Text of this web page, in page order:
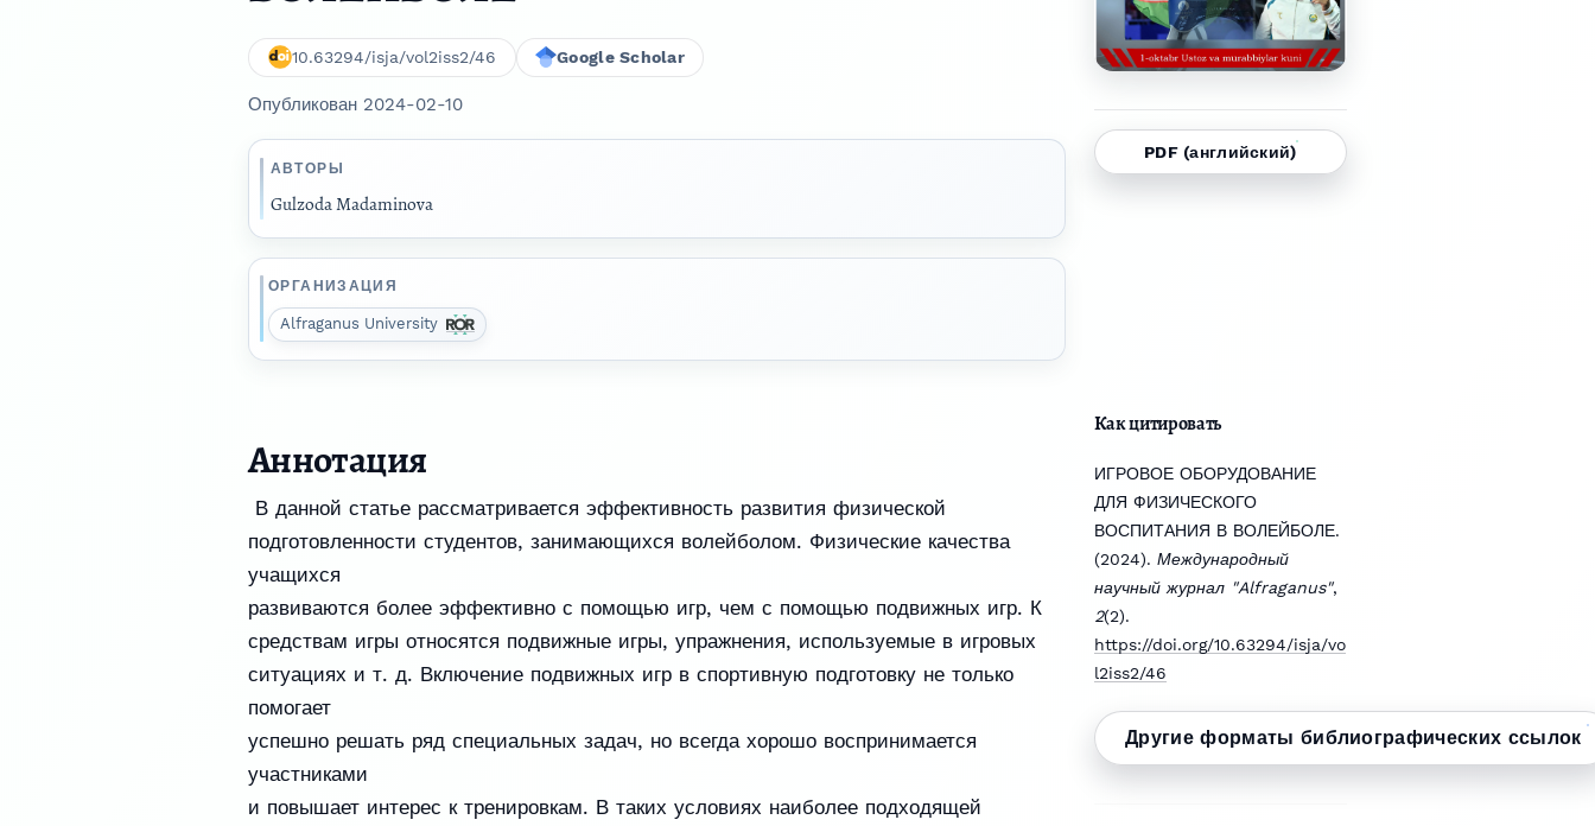
10.63294/isja/vol2iss2/46 Google Scholar
Опубликован 2024-02-10
АВТОРЫ
Gulzoda Madaminova
ОРГАНИЗАЦИЯ
Alfraganus University
PDF (английский)
Как цитировать
ИГРОВОЕ ОБОРУДОВАНИЕ
ДЛЯ ФИЗИЧЕСКОГО
ВОСПИТАНИЯ В ВОЛЕЙБОЛЕ.
(2024). Международный
научный журнал "Alfraganus",
2(2).
https://doi.org/10.63294/isja/vo
l2iss2/46
Другие форматы библиографических ссылок
Аннотация
В данной статье рассматривается эффективность развития физической
подготовленности студентов, занимающихся волейболом. Физические качества
учащихся
развиваются более эффективно с помощью игр, чем с помощью подвижных игр. К
средствам игры относятся подвижные игры, упражнения, используемые в игровых
ситуациях и т. д. Включение подвижных игр в спортивную подготовку не только
помогает
успешно решать ряд специальных задач, но всегда хорошо воспринимается
участниками
и повышает интерес к тренировкам. В таких условиях наиболее подходящей